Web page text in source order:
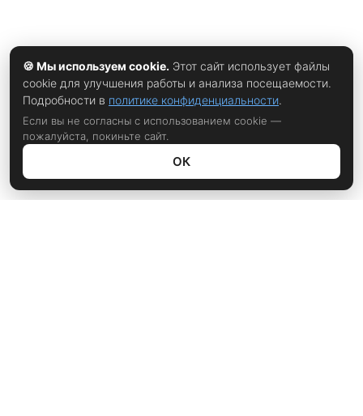
🍪 Мы используем cookie. Этот сайт использует файлы
cookie для улучшения работы и анализа посещаемости.
Подробности в политике конфиденциальности.
Если вы не согласны с использованием cookie —
пожалуйста, покиньте сайт.
ОК